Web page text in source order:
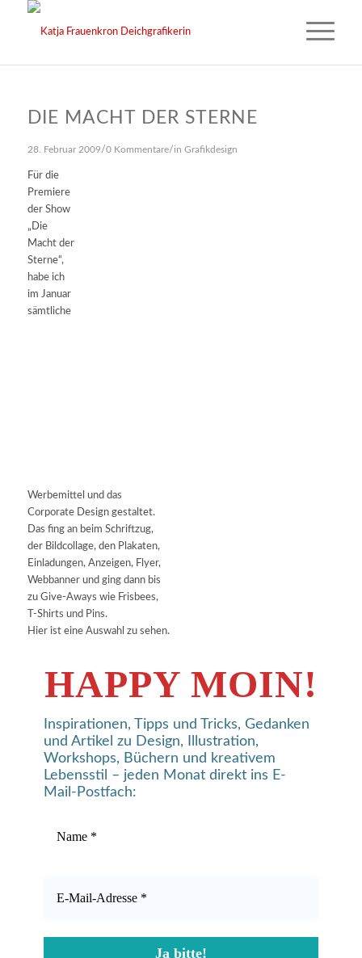
DIE MACHT DER STERNE
28. Februar 2009/0 Kommentare/in Grafikdesign
Für die
Premiere
der Show
„Die
Macht der
Sterne“,
habe ich
im Januar
sämtliche
Werbemittel und das
Corporate Design gestaltet.
Das fing an beim Schriftzug,
der Bildcollage, den Plakaten,
Einladungen, Anzeigen, Flyer,
Webbanner und ging dann bis
zu Give-Aways wie Frisbees,
T-Shirts und Pins.
Hier ist eine Auswahl zu sehen.
HAPPY MOIN!
Inspirationen, Tipps und Tricks, Gedanken
und Artikel zu Design, Illustration,
Workshops, Büchern und kreativem
Lebensstil – jeden Monat direkt ins E-
Mail-Postfach: